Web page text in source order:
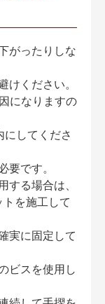
がったりしな
ください。
になりますの
してくださ
です。
る場合は、
を施工して
実に固定して
ビスを使用し